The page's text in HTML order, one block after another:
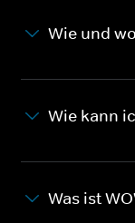
Wie und
Wie kann
Was ist